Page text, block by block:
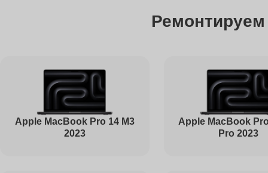
Ремонт Bluetooth
Ремонт южного моста
Apple MacBook Pro 14 M3
2023
Apple MacBook
Pro 2023